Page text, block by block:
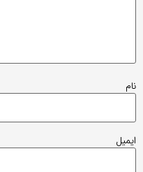
نام
ایمیل